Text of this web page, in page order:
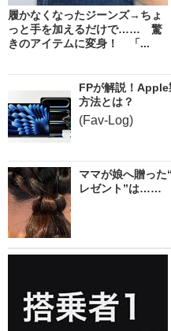
履かなくなったジーンズ→ちょ
っと手を加えるだけで…… 驚
きのアイテムに変身！ 「...
FPが解説！Apple
方法とは？
(Fav-Log)
ママが娘へ贈っ
レゼント”は……